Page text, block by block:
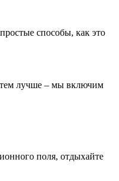
способы, как это
тем лучше – мы включим
поля, отдыхайте